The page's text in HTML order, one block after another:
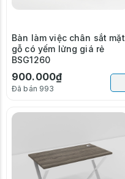
Bàn làm việc chân sắt mặt
gỗ có yếm lửng giá rẻ
BSG1260
900.000₫
Đã bán 993